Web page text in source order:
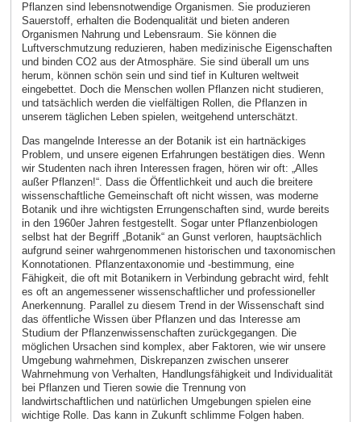
Pflanzen sind lebensnotwendige Organismen. Sie produzieren
Sauerstoff, erhalten die Bodenqualität und bieten anderen
Organismen Nahrung und Lebensraum. Sie können die
Luftverschmutzung reduzieren, haben medizinische Eigenschaften
und binden CO2 aus der Atmosphäre. Sie sind überall um uns
herum, können schön sein und sind tief in Kulturen weltweit
eingebettet. Doch die Menschen wollen Pflanzen nicht studieren,
und tatsächlich werden die vielfältigen Rollen, die Pflanzen in
unserem täglichen Leben spielen, weitgehend unterschätzt.
Das mangelnde Interesse an der Botanik ist ein hartnäckiges
Problem, und unsere eigenen Erfahrungen bestätigen dies. Wenn
wir Studenten nach ihren Interessen fragen, hören wir oft: „Alles
außer Pflanzen!“. Dass die Öffentlichkeit und auch die breitere
wissenschaftliche Gemeinschaft oft nicht wissen, was moderne
Botanik und ihre wichtigsten Errungenschaften sind, wurde bereits
in den 1960er Jahren festgestellt. Sogar unter Pflanzenbiologen
selbst hat der Begriff „Botanik“ an Gunst verloren, hauptsächlich
aufgrund seiner wahrgenommenen historischen und taxonomischen
Konnotationen. Pflanzentaxonomie und -bestimmung, eine
Fähigkeit, die oft mit Botanikern in Verbindung gebracht wird, fehlt
es oft an angemessener wissenschaftlicher und professioneller
Anerkennung. Parallel zu diesem Trend in der Wissenschaft sind
das öffentliche Wissen über Pflanzen und das Interesse am
Studium der Pflanzenwissenschaften zurückgegangen. Die
möglichen Ursachen sind komplex, aber Faktoren, wie wir unsere
Umgebung wahrnehmen, Diskrepanzen zwischen unserer
Wahrnehmung von Verhalten, Handlungsfähigkeit und Individualität
bei Pflanzen und Tieren sowie die Trennung von
landwirtschaftlichen und natürlichen Umgebungen spielen eine
wichtige Rolle. Das kann in Zukunft schlimme Folgen haben.